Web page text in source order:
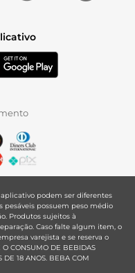
podem ser diferentes
pesáveis possuem peso médio
Produtos sujeitos à
Caso falte algum item, o
varejista e se reserva o
CONSUMO DE BEBIDAS
DE 18 ANOS. BEBA COM